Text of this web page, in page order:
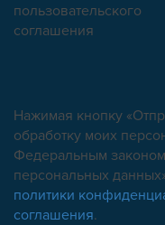
пользовательского
соглашения
Нажимая кнопку
обработку моих
Федеральным
персональных
политики
соглашения.